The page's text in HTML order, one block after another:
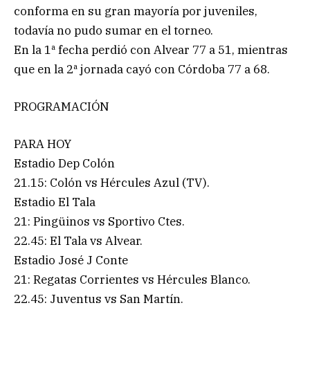
conforma en su gran mayoría por juveniles,
todavía no pudo sumar en el torneo.
En la 1ª fecha perdió con Alvear 77 a 51, mientras
que en la 2ª jornada cayó con Córdoba 77 a 68.
PROGRAMACIÓN
PARA HOY
Estadio Dep Colón
21.15: Colón vs Hércules Azul (TV).
Estadio El Tala
21: Pingüinos vs Sportivo Ctes.
22.45: El Tala vs Alvear.
Estadio José J Conte
21: Regatas Corrientes vs Hércules Blanco.
22.45: Juventus vs San Martín.